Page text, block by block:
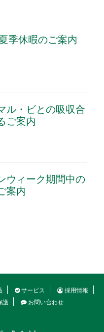
季休暇のご案内
ル・ビとの吸収合
ご案内
ウィーク期間中の
案内
サービス
採用情報
護 お問い合わせ